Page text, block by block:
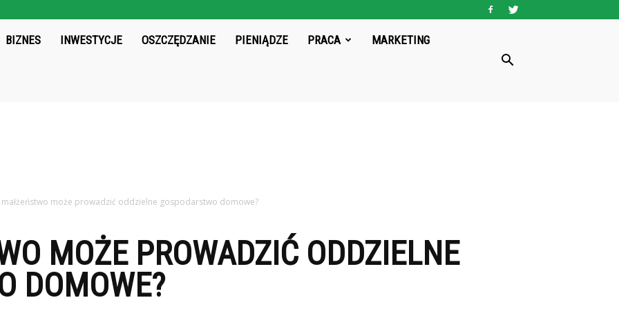
Echos.pl
BIZNES INWESTYCJE OSZCZĘDZANIE PIENIĄDZE PRACA MARKETING
małżeństwo może prowadzić oddzielne gospodarstwo domowe?
MOŻE PROWADZIĆ ODDZIELNE
DOMOWE?